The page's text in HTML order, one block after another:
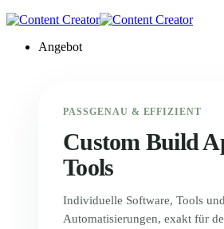
Angebot
PASSGENAU & EFFIZIENT
Custom Build
Tools
Individuelle Software, Tools und
Automatisierungen, exakt für